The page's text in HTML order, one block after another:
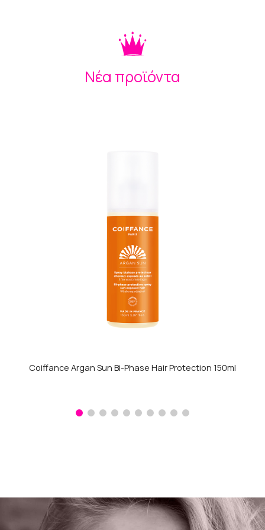
Νέα προϊόντα
Coiffance Argan Sun Bi-Phase Hair Protection 150ml